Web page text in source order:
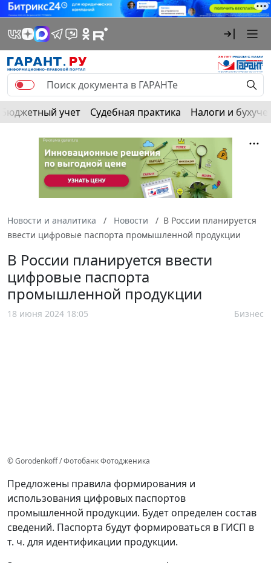
Бюджетный учет Судебная практика Налоги и
Новости и аналитика Новости
В России планируется
ввести цифровые паспорта промышленной продукции
В России планируется ввести
цифровые паспорта
промышленной продукции
18 июня 2024 18:05 Бизнес
© Gorodenkoff / Фотобанк Фотодженика
Предложены правила формирования и
использования цифровых паспортов
промышленной продукции. Будет определен состав
сведений. Паспорта будут формироваться в ГИСП в
т. ч. для идентификации продукции.